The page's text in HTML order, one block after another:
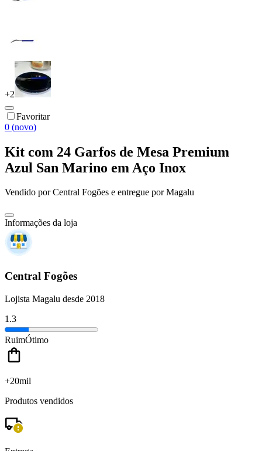
+2
Favoritar
0 (novo)
Kit com 24 Garfos de Mesa Premium
Azul San Marino em Aço Inox
Vendido porCentral Fogões e entregue por Magalu
Informações da loja
Central Fogões
Lojista Magalu desde 2018
1.3
RuimÓtimo
+20mil
Produtos vendidos